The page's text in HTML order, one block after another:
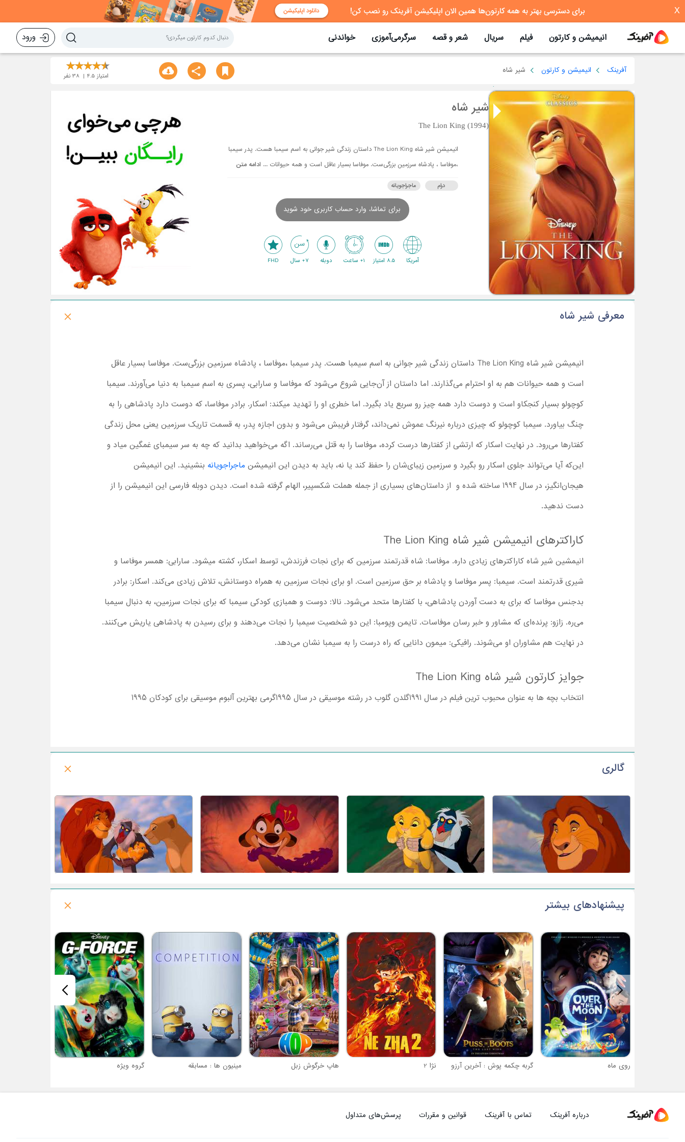
X
انیمیشن و کارتون فیلم سریال شعر و قصه سرگرمی‌آموزی خواندنی ورود
آفرینک انیمیشن و کارتون شیر شاه
امتیاز 4.5
38نفر
شیر شاه
The Lion King (1994)
انیمیشن شیر شاه The Lion King داستان زندگی شیر جوانی به اسم سیمبا هست. پدر سیمبا
،موفاسا ، پادشاه سرزمین بزرگی‌ست. موفاسا بسیار عاقل است و همه حیوانات ... ادامه متن
درام ماجراجویانه
برای تماشا، وارد حساب کاربری خود شوید
آمریکا 8.5 امتیاز 1+ ساعت دوبله 7+ سال FHD
معرفی شیر شاه
انیمیشن شیر شاه The Lion King داستان زندگی شیر جوانی به اسم سیمبا هست. پدر سیمبا ،موفاسا ، پادشاه سرزمین بزرگی‌ست. موفاسا بسیار عاقل
است و همه حیوانات هم به او احترام می‌گذارند. اما داستان از آن‌جایی شروع می‌شود که موفاسا و سارابی، پسری به اسم سیمبا به دنیا می‌آورند. سیمبا
کوچولو بسیار کنجکاو است و دوست دارد همه چیز رو سریع یاد بگیرد. اما خطری او را تهدید میکند: اسکار. برادر موفاسا، که دوست دارد پادشاهی را به
چنگ بیاورد. سیمبا کوچولو که چیزی درباره نیرنگ عمو‌ش نمی‌داند، گرفتار فریبش می‌شود و بدون اجازه پدر، به قسمت تاریک سرزمین یعنی محل زندگی
کفتارها می‌رود. در نهایت اسکار که ارتشی از کفتارها درست کرده، موفاسا را به قتل می‌رساند. اگه می‌خواهید بدانید که چه به سر سیمبای غمگین میاد و
این‌که آیا می‌تواند جلوی اسکار رو بگیرد و سرزمین زیبای‌شان را حفظ کند یا نه، باید به دیدن این انیمیشن ماجراجویانه بنشینید. این انیمیشن
هیجان‌انگیز، در سال 1994 ساخته شده و از داستان‌های بسیاری از جمله هملت شکسپیر، الهام گرفته شده است. دیدن دوبله فارسی این انیمیشن را از
دست ندهید.
کاراکترهای انیمیشن شیر شاه The Lion King
انیمشین شیر شاه کاراکترهای زیادی داره. موفاسا: شاه قدرتمند سرزمین که برای نجات فرزندش، توسط اسکار، کشته می­شود. سارابی: همسر موفاسا و
شیری قدرتمند است. سیمبا: پسر موفاسا و پادشاه بر حق سرزمین است. او برای نجات سرزمین به همراه دوستانش، تلاش زیادی می‌کند. اسکار: برادر
بدجنس موفاسا که برای به دست آوردن پادشاهی، با کفتارها متحد می‌شود. نالا: دوست و همبازی کودکی سیمبا که برای نجات سرزمین، به دنبال سیمبا
می‌ره. زازو: پرنده‌ای که مشاور و خبر رسان موفاسات. تایمن وپومبا: این دو شخصیت سیمبا را نجات می‌دهند و برای رسیدن به پادشاهی یاریش می‌کنند.
در نهایت هم مشاوران او می‌شوند. رافیکی: میمون دانایی که راه درست را به سیمبا نشان می‌دهد.
جوایز کارتون شیر شاه The Lion King
انتخاب بچه ها به عنوان محبوب ترین فیلم در سال 1991گلدن گلوب در رشته موسیقی در سال 1995گرمی بهترین آلبوم موسیقی برای کودکان 1995
گالری
پیشنهادهای بیشتر
روی ماه گربه چکمه پوش : آخرین آرزو نژا 2 هاپ خرگوش زبل مینیون ها : مسابقه گروه ویژه
درباره آفرینک تماس با آفرینک قوانین و مقررات پرسش‌های متداول